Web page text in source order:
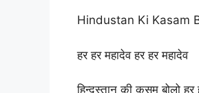
Hindustan Ki Kasam
हर हर महादेव हर हर महादेव
हिन्दुस्तान की कसम बोलो हर